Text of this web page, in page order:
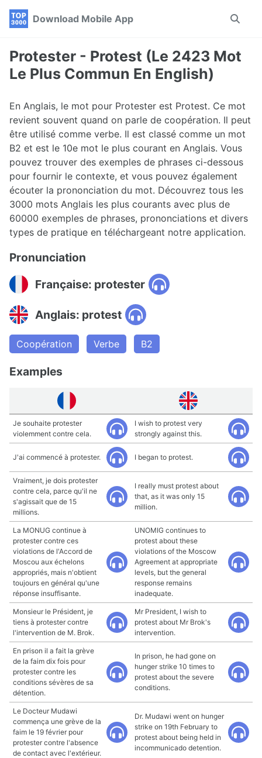
Skip
navigation
Skip
Skip
Download Mobile App
Toggle
Protester - Protest (Le 2423 Mot
Le Plus Commun En English)
En Anglais, le mot pour Protester est Protest. Ce mot
revient souvent quand on parle de coopération. Il peut
être utilisé comme verbe. Il est classé comme un mot
B2 et est le 10e mot le plus courant en Anglais. Vous
pouvez trouver des exemples de phrases ci-dessous
pour fournir le contexte, et vous pouvez également
écouter la prononciation du mot. Découvrez tous les
3000 mots Anglais les plus courants avec plus de
60000 exemples de phrases, prononciations et divers
types de pratique en téléchargeant notre application.
Pronunciation
Française: protester
Anglais: protest
Coopération Verbe B2
Examples
Je souhaite protester
violemment contre cela.
I wish to protest very
strongly against this.
J'ai commencé à protester. I began to protest.
Vraiment, je dois protester
contre cela, parce qu'il ne
s'agissait que de 15
millions.
I really must protest about
that, as it was only 15
million.
La MONUG continue à
protester contre ces
violations de l'Accord de
Moscou aux échelons
appropriés, mais n'obtient
toujours en général qu'une
réponse insuffisante.
UNOMIG continues to
protest about these
violations of the Moscow
Agreement at appropriate
levels, but the general
response remains
inadequate.
Monsieur le Président, je
tiens à protester contre
l'intervention de M. Brok.
Mr President, I wish to
protest about Mr Brok's
intervention.
En prison il a fait la grève
de la faim dix fois pour
protester contre les
conditions sévères de sa
détention.
In prison, he had gone on
hunger strike 10 times to
protest about the severe
conditions.
Le Docteur Mudawi
commença une grève de la
faim le 19 février pour
protester contre l'absence
de contact avec l'extérieur.
Dr. Mudawi went on hunger
strike on 19th February to
protest about being held in
incommunicado detention.